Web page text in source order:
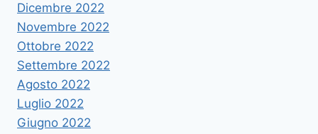
Dicembre 2022
Novembre 2022
Ottobre 2022
Settembre 2022
Agosto 2022
Luglio 2022
Giugno 2022